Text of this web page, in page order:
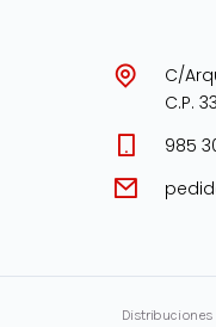
C/
C.P.
985